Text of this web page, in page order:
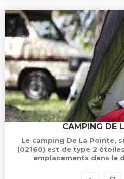
CAMPING DE
Le camping De La Pointe,
(02160) est de type 2
emplacements dans le